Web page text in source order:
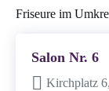
Friseure im
Salon Nr. 6
Kirchplatz